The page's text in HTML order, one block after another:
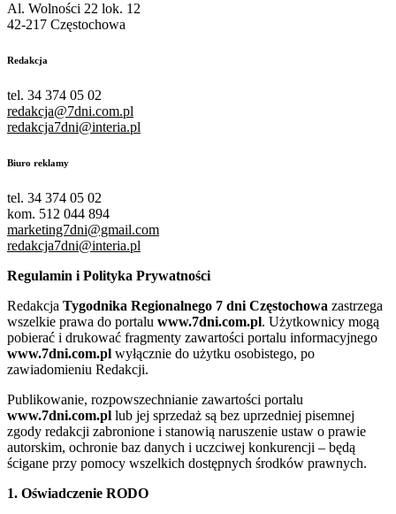
Al. Wolności 22 lok. 12
42-217 Częstochowa
Redakcja
tel. 34 374 05 02
redakcja@7dni.com.pl
redakcja7dni@interia.pl
Biuro reklamy
tel. 34 374 05 02
kom. 512 044 894
marketing7dni@gmail.com
redakcja7dni@interia.pl
Regulamin i Polityka Prywatności
Redakcja Tygodnika Regionalnego 7 dni Częstochowa zastrzega
wszelkie prawa do portalu www.7dni.com.pl. Użytkownicy mogą
pobierać i drukować fragmenty zawartości portalu informacyjnego
www.7dni.com.pl wyłącznie do użytku osobistego, po
zawiadomieniu Redakcji.
Publikowanie, rozpowszechnianie zawartości portalu
www.7dni.com.pl lub jej sprzedaż są bez uprzedniej pisemnej
zgody redakcji zabronione i stanowią naruszenie ustaw o prawie
autorskim, ochronie baz danych i uczciwej konkurencji – będą
ścigane przy pomocy wszelkich dostępnych środków prawnych.
1. Oświadczenie RODO